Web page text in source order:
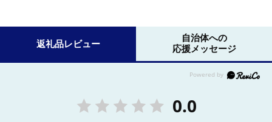
返礼品レビュー
自治体への
応援メッセージ
0.0